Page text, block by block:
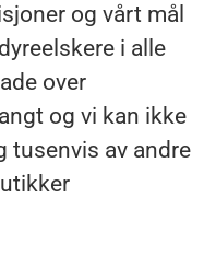
og vårt mål
i alle
over
og vi kan ikke
tusenvis av andre